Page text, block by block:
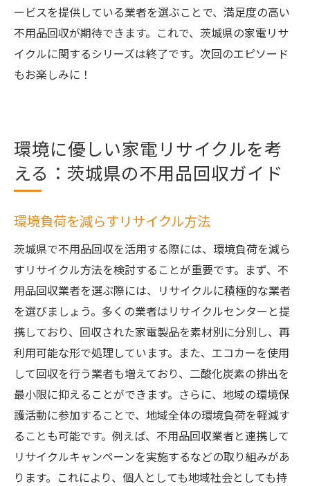
ービスを提供している業者を選ぶことで、満足度の高い
不用品回収が期待できます。これで、茨城県の家電リサ
イクルに関するシリーズは終了です。次回のエピソード
もお楽しみに！
環境に優しい家電リサイクルを考
える：茨城県の不用品回収ガイド
環境負荷を減らすリサイクル方法
茨城県で不用品回収を活用する際には、環境負荷を減ら
すリサイクル方法を検討することが重要です。まず、不
用品回収業者を選ぶ際には、リサイクルに積極的な業者
を選びましょう。多くの業者はリサイクルセンターと提
携しており、回収された家電製品を素材別に分別し、再
利用可能な形で処理しています。また、エコカーを使用
して回収を行う業者も増えており、二酸化炭素の排出を
最小限に抑えることができます。さらに、地域の環境保
護活動に参加することで、地域全体の環境負荷を軽減す
ることも可能です。例えば、不用品回収業者と連携して
リサイクルキャンペーンを実施するなどの取り組みがあ
ります。これにより、個人としても地域社会としても持